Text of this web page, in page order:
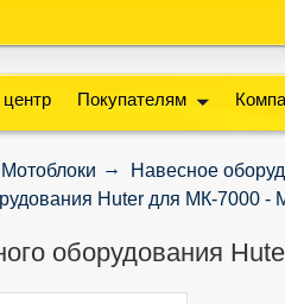
Покупателям
Мотоблоки
Навесное
Huter для МК-7000 -
оборудования